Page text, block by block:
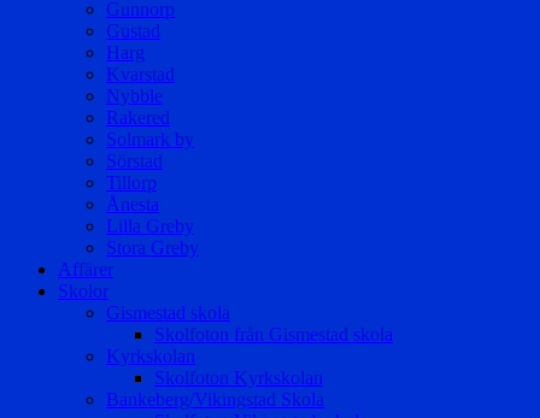
Gunnorp
Gustad
Harg
Kvarstad
Nybble
Rakered
Solmark by
Sörstad
Tillorp
Ånesta
Lilla Greby
Stora Greby
Affärer
Skolor
Gismestad skola
Skolfoton från Gismestad skola
Kyrkskolan
Skolfoton Kyrkskolan
Bankeberg/Vikingstad Skola